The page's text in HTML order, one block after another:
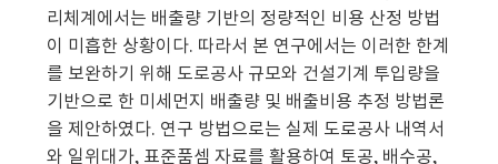
리체계에서는 배출량 기반의 정량적인 비용 산정 방법
이 미흡한 상황이다. 따라서 본 연구에서는 이러한 한계
를 보완하기 위해 도로공사 규모와 건설기계 투입량을
기반으로 한 미세먼지 배출량 및 배출비용 추정 방법론
을 제안하였다. 연구 방법으로는 실제 도로공사 내역서
와 일위대가, 표준품셈 자료를 활용하여 토공, 배수공,